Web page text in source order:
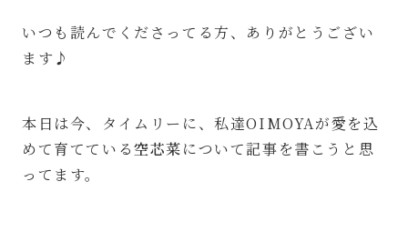
いつも読んでくださってる方、ありがとうござい
ます♪
本日は今、タイムリーに、私達OIMOYAが愛を込
めて育てている空芯菜について記事を書こうと思
ってます。